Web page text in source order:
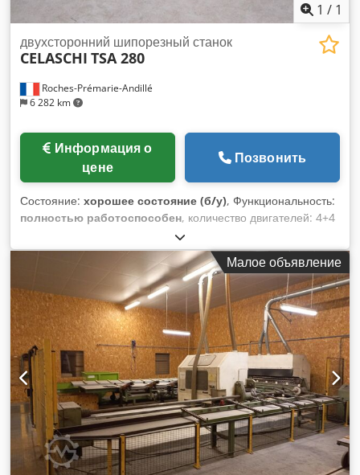
1 / 1
Roches-Prémarie-Andillé
6 282 km
двухсторонний шипорезный станок
CELASCHI TSA 280
цене
Позвонить
Состояние: хорошее состояние (б/у), Функциональность:
полностью работоспособен, количество двигателей: 4+4
открытие: 6 метров Dodpfx Ahjw D Nq Telekr
Малое объявление